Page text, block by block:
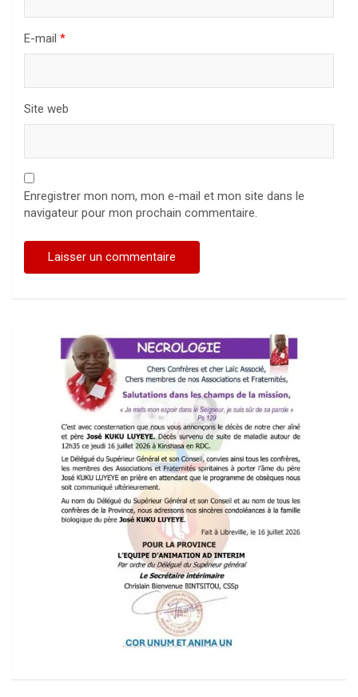
E-mail *
Site web
Enregistrer mon nom, mon e-mail et mon site dans le
navigateur pour mon prochain commentaire.